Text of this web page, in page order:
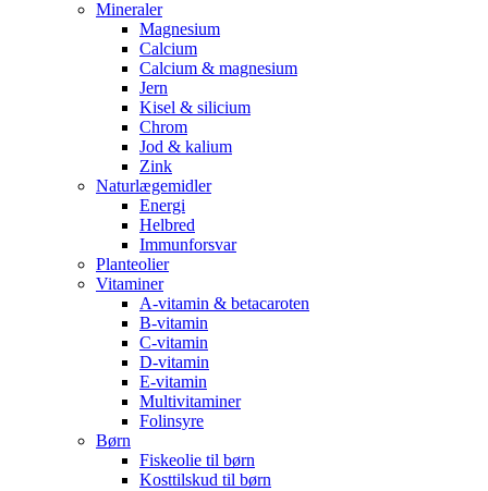
Mineraler
Magnesium
Calcium
Calcium & magnesium
Jern
Kisel & silicium
Chrom
Jod & kalium
Zink
Naturlægemidler
Energi
Helbred
Immunforsvar
Planteolier
Vitaminer
A-vitamin & betacaroten
B-vitamin
C-vitamin
D-vitamin
E-vitamin
Multivitaminer
Folinsyre
Børn
Fiskeolie til børn
Kosttilskud til børn